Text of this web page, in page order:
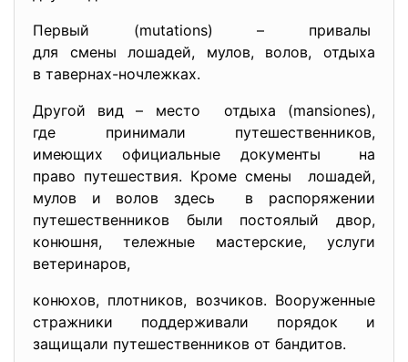
Первый (mutations) – привалы
для смены лошадей, мулов, волов, отдыха
в тавернах-ночлежках.
Другой вид – место отдыха (mansiones),
где принимали путешественников,
имеющих официальные документы на
право путешествия. Кроме смены лошадей,
мулов и волов здесь в распоряжении
путешественников были постоялый двор,
конюшня, тележные мастерские, услуги
ветеринаров,
конюхов, плотников, возчиков. Вооруженные
стражники поддерживали порядок и
защищали путешественников от бандитов.